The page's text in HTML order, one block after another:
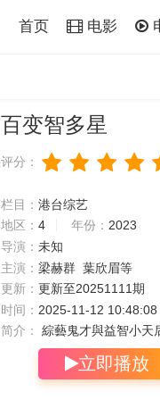
首页 电影
百变智多星
评分：
栏目： 港台综艺
地区： 4 年份： 2023
导演： 未知
主演： 梁赫群 葉欣眉等
更新： 更新至20251111期
时间： 2025-11-12 10:48:08
简介：
綜藝鬼才與益智小天
立即播放